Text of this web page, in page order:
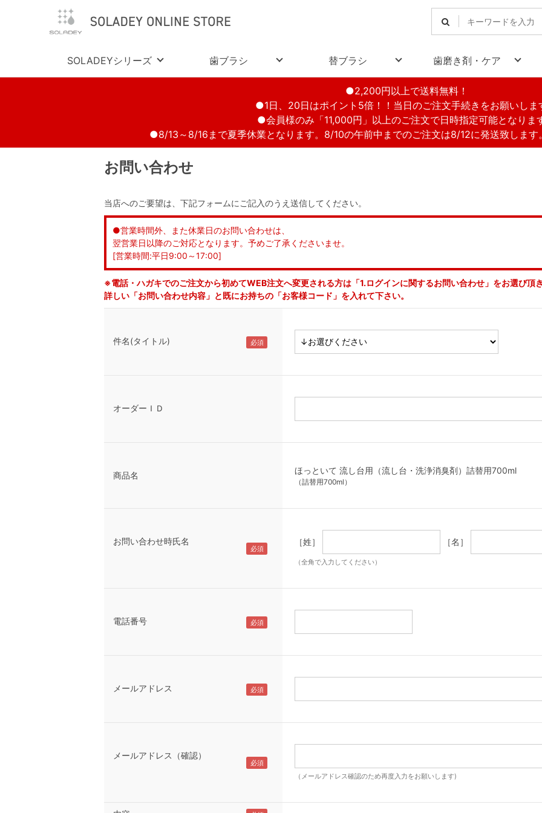
SOLADEYシリーズ 歯ブラシ 替ブラシ 歯磨き剤・ケア
●2,200円以上で送料無料！
●1日、20日はポイント5倍！！当日のご注文手続きをお願いしま
●会員様のみ「11,000円」以上のご注文で日時指定可能となりま
●8/13～8/16まで夏季休業となります。8/10の午前中までのご注文は8/12に発送致します
お問い合わせ
当店へのご要望は、下記フォームにご記入のうえ送信してください。
●営業時間外、また休業日のお問い合わせは、
翌営業日以降のご対応となります。予めご了承くださいませ。
[営業時間:平日9:00～17:00]
※電話・ハガキでのご注文から初めてWEB注文へ変更される方は「1.ログインに関するお問い合わせ」をお選び頂
詳しい「お問い合わせ内容」と既にお持ちの「お客様コード」を入れて下さい。
件名(タイトル)
オーダーＩＤ
商品名 ほっといて 流し台用（流し台・洗浄消臭剤）詰替用700ml
（詰替用700ml）
お問い合わせ時氏名 ［姓］ ［名］
（全角で入力してください）
電話番号
メールアドレス
メールアドレス（確認）
（メールアドレス確認のため再度入力をお願いします)